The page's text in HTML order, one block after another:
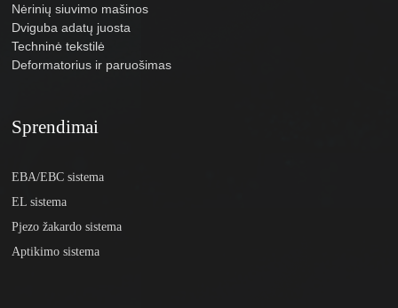
Nėrinių siuvimo mašinos
Dviguba adatų juosta
Techninė tekstilė
Deformatorius ir paruošimas
Sprendimai
EBA/EBC sistema
EL sistema
Pjezo žakardo sistema
Aptikimo sistema